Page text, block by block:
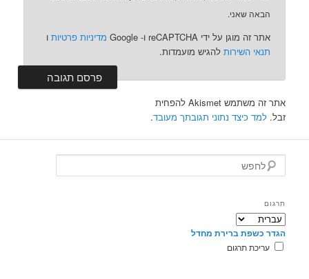
הבאה שאני.
אתר זה מוגן על ידי reCAPTCHA ו- Google מדיניות פרטיות ו
תנאי השירות להגיש מועמדות.
אתר זה משתמש Akismet להפחית
זבל.למד כיצד נתוני תגובתך מעובד.
ח
ש
תרגום
הגדר כשפת ברירת מחדל
עריכת תרגום